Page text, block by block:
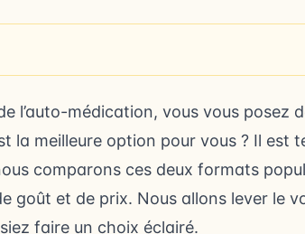
l’auto-médication, vous vous posez
la meilleure option pour vous ? Il est
comparons ces deux formats
goût et de prix. Nous allons lever le
faire un choix éclairé.